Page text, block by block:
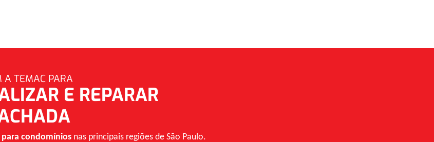
A TEMAC PARA
E REPARAR
condomínios nas principais regiões de São Paulo.